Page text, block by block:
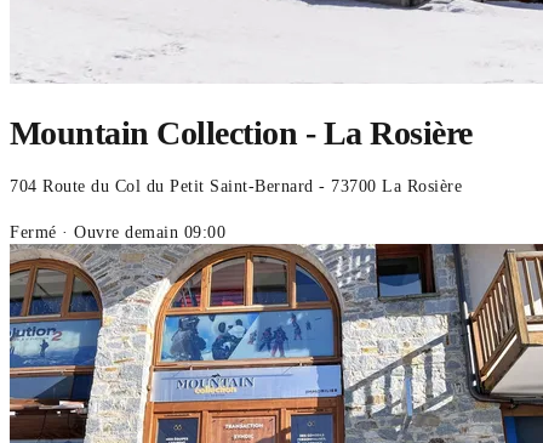
Mountain Collection - La Rosière
704 Route du Col du Petit Saint-Bernard - 73700 La Rosière
Fermé · Ouvre demain 09:00